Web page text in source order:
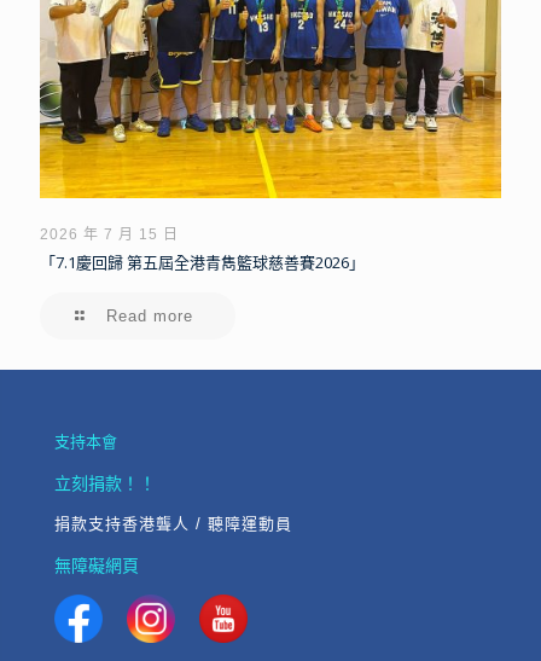
2026 年 7 月 15 日
「7.1慶回歸 第五屆全港青雋籃球慈善賽2026」
Read more
支持本會
立刻捐款！！
捐款支持香港聾人 / 聽障運動員
無障礙網頁